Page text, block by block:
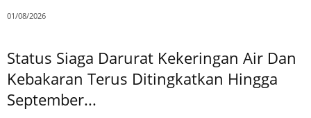
01/08/2026
Status Siaga Darurat Kekeringan Air Dan
Kebakaran Terus Ditingkatkan Hingga
September...